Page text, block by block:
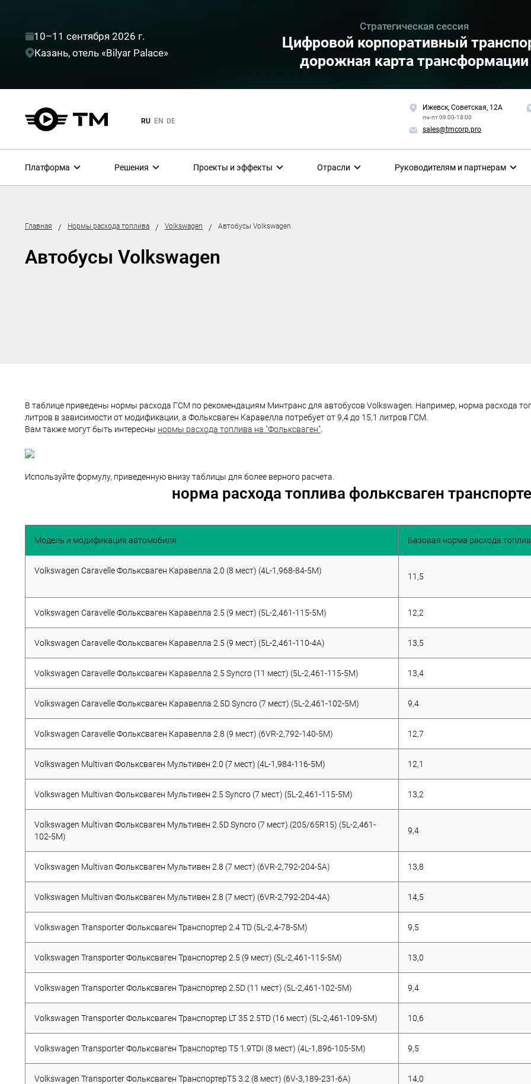
10–11 сентября 2026 г.
Казань, отель «Bilyar Palace»
Стратегическая сессия
Цифровой корпоративный
дорожная карта трансформации
RU EN DE
Ижевск, Советская, 12А
пн-пт 09:00-18:00
sales@tmcorp.pro
Платформа Решения Проекты и эффекты Отрасли Руководителям и партнерам
Главная / Нормы расхода топлива / Volkswagen / Автобусы Volkswagen
Автобусы Volkswagen
В таблице приведены нормы расхода ГСМ по рекомендациям Минтранс для автобусов Volkswagen. Например, норма расхода
литров в зависимости от модификации, а Фольксваген Каравелла потребует от 9,4 до 15,1 литров ГСМ.
Вам также могут быть интересны нормы расхода топлива на "Фольксваген"
Используйте формулу, приведенную внизу таблицы для более верного расчета.
норма расхода топлива фольксваген
Модель и модификация автомобиля Базовая норма расхода
Volkswagen Caravelle Фольксваген Каравелла 2.0 (8 мест) (4L-1,968-84-5M)
11,5
Volkswagen Caravelle Фольксваген Каравелла 2.5 (9 мест) (5L-2,461-115-5M) 12,2
Volkswagen Caravelle Фольксваген Каравелла 2.5 (9 мест) (5L-2,461-110-4A) 13,5
Volkswagen Caravelle Фольксваген Каравелла 2.5 Syncro (11 мест) (5L-2,461-115-5M) 13,4
Volkswagen Caravelle Фольксваген Каравелла 2.5D Syncro (7 мест) (5L-2,461-102-5M) 9,4
Volkswagen Caravelle Фольксваген Каравелла 2.8 (9 мест) (6VR-2,792-140-5M) 12,7
Volkswagen Multivan Фольксваген Мультивен 2.0 (7 мест) (4L-1,984-116-5M) 12,1
Volkswagen Multivan Фольксваген Мультивен 2.5 Syncro (7 мест) (5L-2,461-115-5M) 13,2
Volkswagen Multivan Фольксваген Мультивен 2.5D Syncro (7 мест) (205/65R15) (5L-2,461-
102-5M)
9,4
Volkswagen Multivan Фольксваген Мультивен 2.8 (7 мест) (6VR-2,792-204-5A) 13,8
Volkswagen Multivan Фольксваген Мультивен 2.8 (7 мест) (6VR-2,792-204-4A) 14,5
Volkswagen Transporter Фольксваген Транспортер 2.4 TD (5L-2,4-78-5M) 9,5
Volkswagen Transporter Фольксваген Транспортер 2.5 (9 мест) (5L-2,461-115-5M) 13,0
Volkswagen Transporter Фольксваген Транспортер 2.5D (11 мест) (5L-2,461-102-5M) 9,4
Volkswagen Transporter Фольксваген Транспортер LT 35 2.5TD (16 мест) (5L-2,461-109-5M) 10,6
Volkswagen Transporter Фольксваген Транспортер T5 1.9TDI (8 мест) (4L-1,896-105-5M) 9,5
Volkswagen Transporter Фольксваген ТранспортерT5 3.2 (8 мест) (6V-3,189-231-6A) 14,0